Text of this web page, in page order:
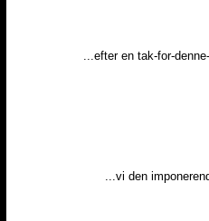
...efter en tak-for-
...vi den